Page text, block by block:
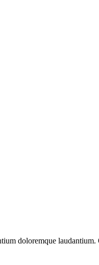
doloremque